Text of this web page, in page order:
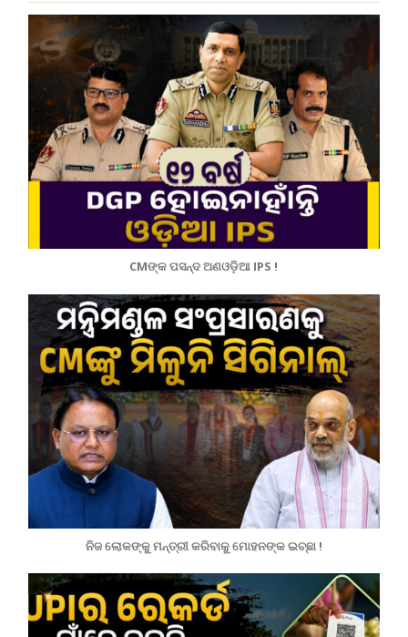
CMଙ୍କ ପସନ୍ଦ ଅଣଓଡ଼ିଆ IPS !
ନିଜ ଲୋକଙ୍କୁ ମନ୍ତ୍ରୀ କରିବାକୁ ମୋହନଙ୍କ ଇଚ୍ଛା !